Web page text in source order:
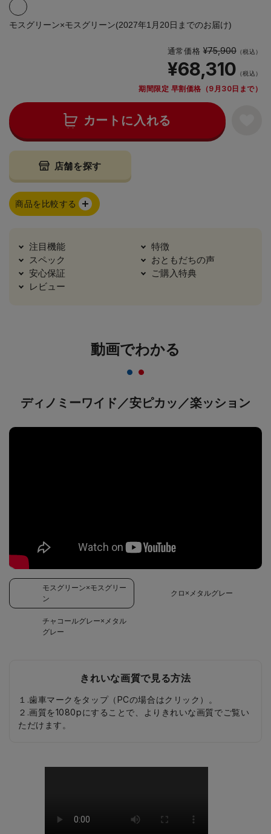
モスグリーン×モスグリーン(2027年1月20日までのお届け)
通常価格¥75,900（税込）
¥68,310 （税込）
期間限定 早割価格（9月30日まで）
カートに入れる
店舗を探す
商品を比較する
注目機能
特徴
スペック
おともだちの声
安心保証
ご購入特典
レビュー
動画でわかる
ディノミーワイド／安ピカッ／楽ッション
モスグリーン×モスグリー
ン
クロ×メタルグレー
チャコールグレー×メタル
グレー
きれいな画質で見る方法
１.歯車マークをタップ（PCの場合はクリック）。
２.画質を1080pにすることで、よりきれいな画質でご覧い
ただけます。